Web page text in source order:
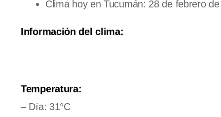
Clima hoy en Tucumán: 28 de febrero
Información del clima:
Temperatura:
– Día: 31°C